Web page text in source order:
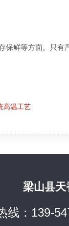
保鲜等方面。只有
高温工艺
梁山县
线：139-